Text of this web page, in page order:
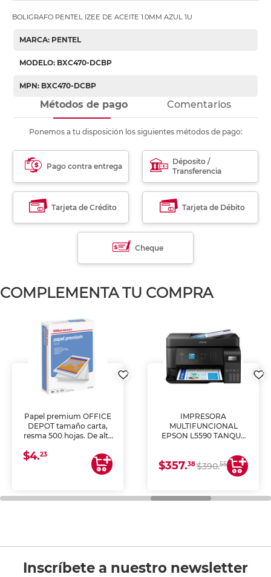
BOLIGRAFO PENTEL IZEE DE ACEITE 1.0MM AZUL 1U
MARCA: PENTEL
MODELO: BXC470-DCBP
MPN: BXC470-DCBP
Métodos de pago Comentarios
Ponemos a tu disposición los siguientes métodos de pago:
Pago contra entrega
Déposito /
Transferencia
Tarjeta de Crédito Tarjeta de Débito
Cheque
COMPLEMENTA TU COMPRA
Papel premium OFFICE
DEPOT tamaño carta,
resma 500 hojas. De alta
uniforme, ideal para
impresoras de inyección
de tinta y láser,
general de oficina.
$4.23
IMPRESORA
MULTIFUNCIONAL
EPSON L5590 TANQUE
COPIA Y ESCANEA)
$357.38$390.55
Inscríbete a nuestro newsletter